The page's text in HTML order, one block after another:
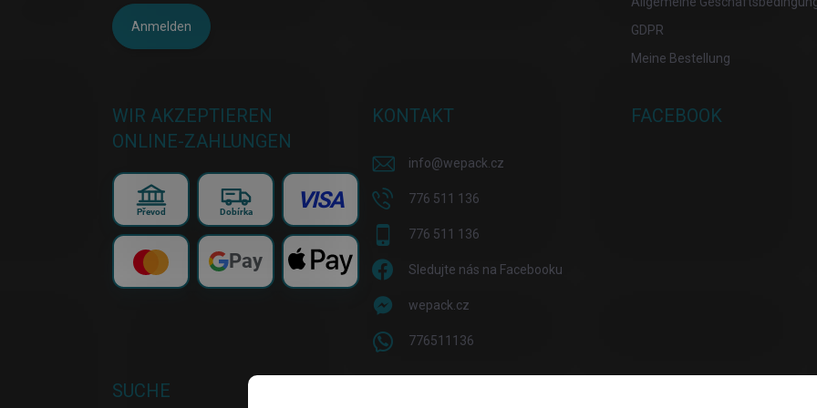
Anmelden
GDPR
Meine Bestellung
WIR AKZEPTIEREN
ONLINE-ZAHLUNGEN
Převod Dobírka VISA
Pay
KONTAKT
info@wepack.cz
776 511 136
776 511 136
Sledujte nás na Facebooku
wepack.cz
776511136
FACEBOOK
SUCHE